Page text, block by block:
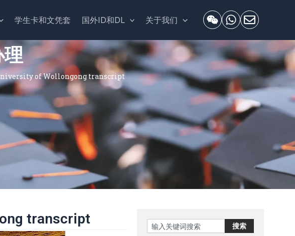
学生卡和文凭套 国外ID和DL 关于我们
University of Wollongong transcript
transcript Search 搜索